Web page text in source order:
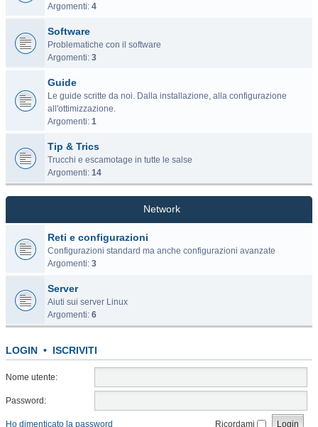
Argomenti: 4
Software
Problematiche con il software
Argomenti: 3
Guide
Le guide scritte da noi. Dalla installazione, alla configurazione
all'ottimizzazione.
Argomenti: 1
Tip & Trics
Trucchi e escamotage in tutte le salse
Argomenti: 14
Network
Reti e configurazioni
Configurazioni standard ma anche configurazioni avanzate
Argomenti: 3
Server
Aiuti sui server Linux
Argomenti: 6
LOGIN • ISCRIVITI
Nome utente:
Password:
Ho dimenticato la password Ricordami